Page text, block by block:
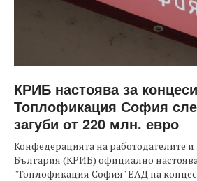
КРИБ настоява за
Топлофикация София
загуби от 220 млн. евро
Конфедерацията на работодателите
България (КРИБ) официално настоява
"Топлофикация София" ЕАД на